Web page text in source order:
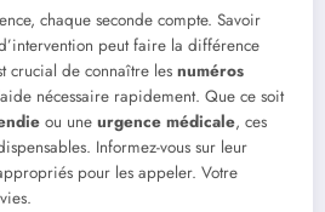
chaque seconde compte. Savoir
peut faire la différence
crucial de connaître les numéros
nécessaire rapidement. Que ce soit
ou une urgence médicale, ces
Informez-vous sur leur
pour les appeler. Votre